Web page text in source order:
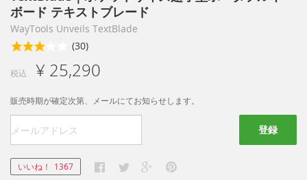
ボード テキストブレード
WayTools Unveils TextBlade
(30)
税込 ¥ 25,290
販売時期が確定次第、メールにてお知らせします。
登録
いいね！ 1367